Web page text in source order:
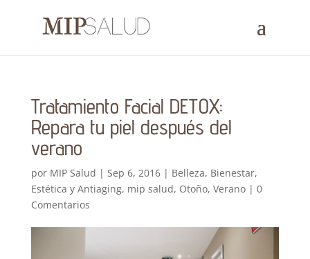
Tratamiento Facial DETOX:
Repara tu piel después del
verano
por MIP Salud | Sep 6, 2016| Belleza, Bienestar,
Estética y Antiaging, mip salud, Otoño, Verano| 0
Comentarios